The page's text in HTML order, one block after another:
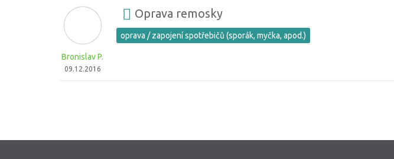
Bronislav P.
09.12.2016
Oprava remosky
oprava / zapojení spotřebičů (sporák, myčka, apod.)